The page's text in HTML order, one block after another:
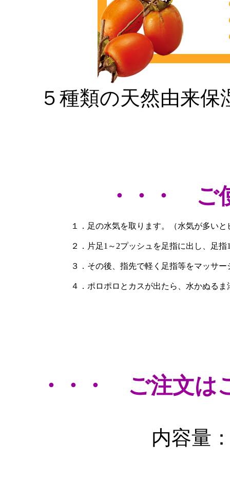
５種類の天然由来
・・・ ご
１．足の水気を取ります。（水気が多い
２．片足1～2プッシュを足指に出し、足
３．その後、指先で軽く足指等をマッサ
４．ポロポロとカスが出たら、水かぬる
・・・ ご注文は
内容量